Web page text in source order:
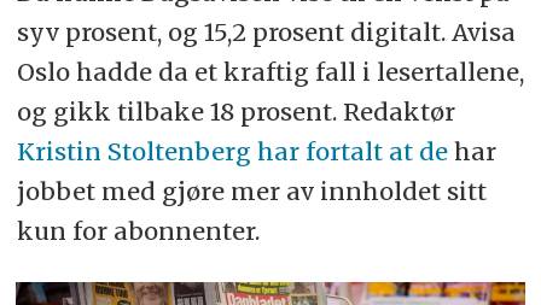
syv prosent, og 15,2 prosent digitalt. Avisa
Oslo hadde da et kraftig fall i lesertallene,
og gikk tilbake 18 prosent. Redaktør
Kristin Stoltenberg har fortalt at dehar
jobbet med gjøre mer av innholdet sitt
kun for abonnenter.